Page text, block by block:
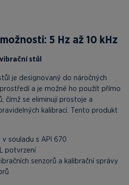
5 Hz až 10 kHz
stůl
je designovaný do náročných
a je možné ho použít přímo
čímž se eliminují prostoje a
kalibrací. Tento produkt
souladu s API 670
potvrzení
senzorů a kalibrační správy